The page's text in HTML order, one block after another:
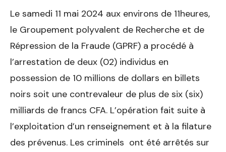
Le samedi 11 mai 2024 aux environs de 11heures,
le Groupement polyvalent de Recherche et de
Répression de la Fraude (GPRF) a procédé à
l’arrestation de deux (02) individus en
possession de 10 millions de dollars en billets
noirs soit une contrevaleur de plus de six (six)
milliards de francs CFA. L’opération fait suite à
l’exploitation d’un renseignement et à la filature
des prévenus. Les criminels ont été arrêtés sur